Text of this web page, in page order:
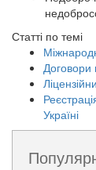
Статті по темі
Договори
Україні